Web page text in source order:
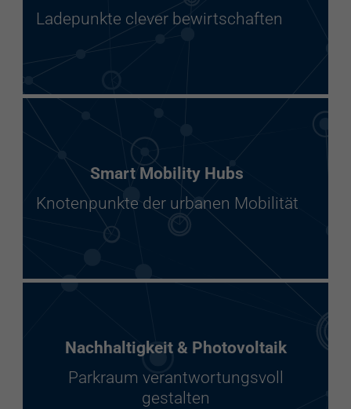
Ladepunkte clever bewirtschaften
Smart Mobility Hubs
Knotenpunkte der urbanen Mobilität
Nachhaltigkeit & Photovoltaik
Parkraum verantwortungsvoll
gestalten